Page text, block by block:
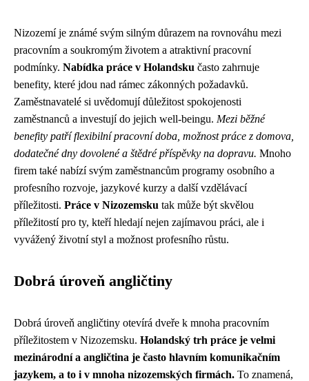
Nizozemí je známé svým silným důrazem na rovnováhu mezi
pracovním a soukromým životem a atraktivní pracovní
podmínky. Nabídka práce v Holandsku často zahrnuje
benefity, které jdou nad rámec zákonných požadavků.
Zaměstnavatelé si uvědomují důležitost spokojenosti
zaměstnanců a investují do jejich well-beingu. Mezi běžné
benefity patří flexibilní pracovní doba, možnost práce z domova,
dodatečné dny dovolené a štědré příspěvky na dopravu. Mnoho
firem také nabízí svým zaměstnancům programy osobního a
profesního rozvoje, jazykové kurzy a další vzdělávací
příležitosti. Práce v Nizozemsku tak může být skvělou
příležitostí pro ty, kteří hledají nejen zajímavou práci, ale i
vyvážený životní styl a možnost profesního růstu.
Dobrá úroveň angličtiny
Dobrá úroveň angličtiny otevírá dveře k mnoha pracovním
příležitostem v Nizozemsku. Holandský trh práce je velmi
mezinárodní a angličtina je často hlavním komunikačním
jazykem, a to i v mnoha nizozemských firmách. To znamená,